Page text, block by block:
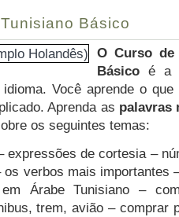
Básico
O Curso de
Básicoé a
Você aprende o que
Aprenda as palavras
os seguintes temas:
expressões de cortesia –
verbos mais importantes
Árabe Tunisiano –
trem, avião – comprar